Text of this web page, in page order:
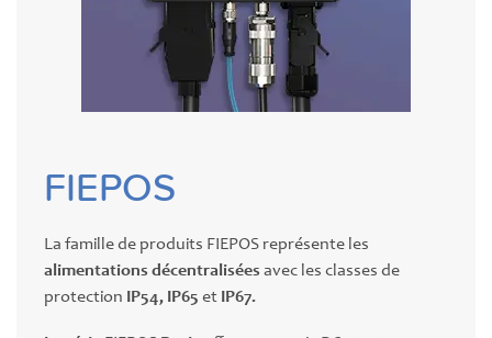
FIEPOS
La famille de produits FIEPOS représente les
alimentations décentralisées avec les classes de
protection
IP54, IP65 et IP67.